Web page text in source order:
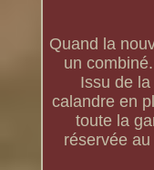
Quand la
un
Issu de
calandre en
toute la
réservée